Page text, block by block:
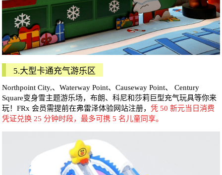
5.大型卡通充气游乐区
Northpoint City,、Waterway Point、Causeway Point、 Century
Square变身雪主题游乐场，布朗、科尼和莎莉巨型充气玩具等你来
玩！FRx 会员需提前在弗雷泽体验网站注册，凭 50 新元当日消费
凭证兑换 25 分钟时段，最多可携 5 名儿童同享。